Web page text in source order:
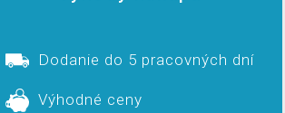
Dodanie do 5 pracovných dní
Výhodné ceny